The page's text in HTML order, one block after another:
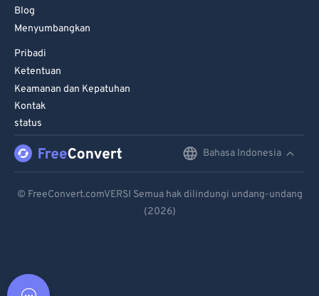
Blog
Menyumbangkan
Pribadi
Ketentuan
Keamanan dan Kepatuhan
Kontak
status
Bahasa Indonesia
Español
© FreeConvert.comVERSI Semua hak dilindungi undang-undang
(2026)